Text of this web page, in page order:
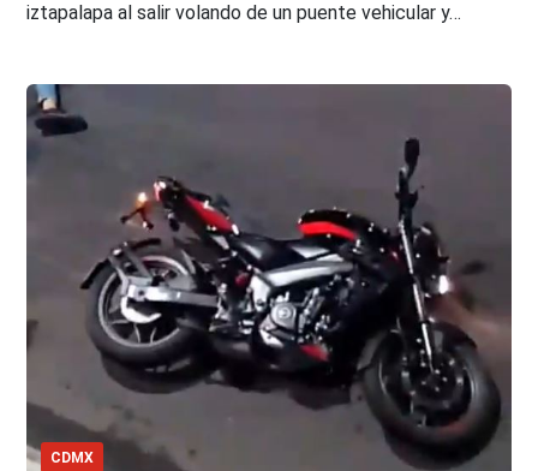
iztapalapa al salir volando de un puente vehicular y…
CDMX